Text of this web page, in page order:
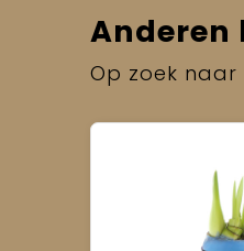
Anderen
Op zoek naar